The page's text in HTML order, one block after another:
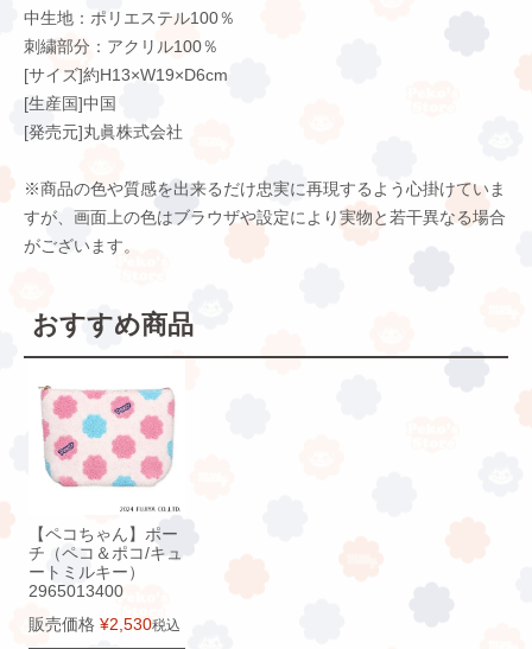
中生地：ポリエステル100％
刺繍部分：アクリル100％
[サイズ]約H13×W19×D6cm
[生産国]中国
[発売元]丸眞株式会社
※商品の色や質感を出来るだけ忠実に再現するよう心掛けていま
すが、画面上の色はブラウザや設定により実物と若干異なる場合
がございます。
おすすめ商品
【ペコちゃん】ポー
チ（ペコ＆ポコ/キュ
ートミルキー）
2965013400
販売価格 ¥2,530税込